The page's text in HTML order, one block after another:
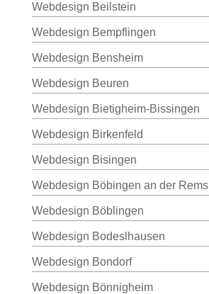
Webdesign Beilstein
Webdesign Bempflingen
Webdesign Bensheim
Webdesign Beuren
Webdesign Bietigheim-Bissingen
Webdesign Birkenfeld
Webdesign Bisingen
Webdesign Böbingen an der Rems
Webdesign Böblingen
Webdesign Bodeslhausen
Webdesign Bondorf
Webdesign Bönnigheim